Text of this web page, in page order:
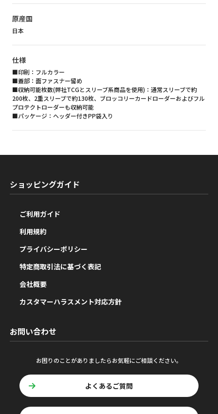
原産国
日本
仕様
■印刷：フルカラー
■蓋部：面ファスナー留め
■収納可能枚数(弊社TCGとスリーブ系商品を使用)：通常スリーブで約
200枚、2重スリーブで約130枚、ブロッコリーカードローダーおよびフル
プロテクトローダーも収納可能
■パッケージ：ヘッダー付きPP袋入り
ショッピングガイド
ご利用ガイド
利用規約
プライバシーポリシー
特定商取引法に基づく表記
会社概要
カスタマーハラスメント対応方針
お問い合わせ
お困りのことがありましたらお気軽にご相談ください。
よくあるご質問